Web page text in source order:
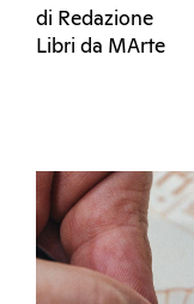
di Redazione
Libri da MArte